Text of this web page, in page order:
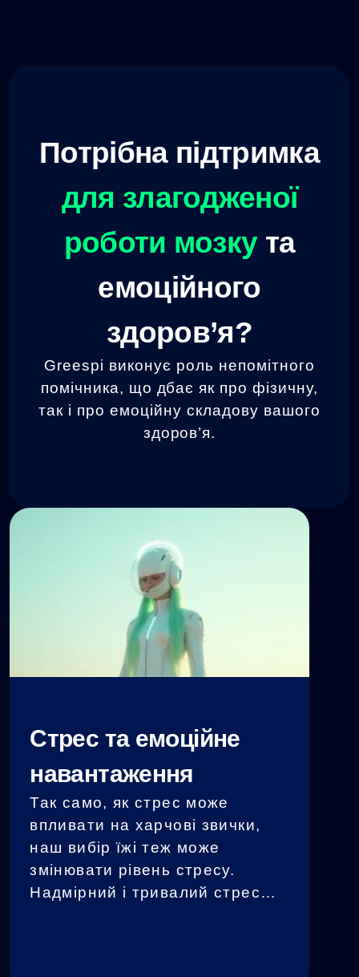
Потрібна підтримка
для злагодженої
роботи мозкута
емоційного
здоров’я?
Greespi виконує роль непомітного
помічника, що дбає як про фізичну,
так і про емоційну складову вашого
здоров’я.
Стрес та емоційне
навантаження
Так само, як стрес може
впливати на харчові звички,
наш вибір їжі теж може
змінювати рівень стресу.
Надмірний і тривалий стрес